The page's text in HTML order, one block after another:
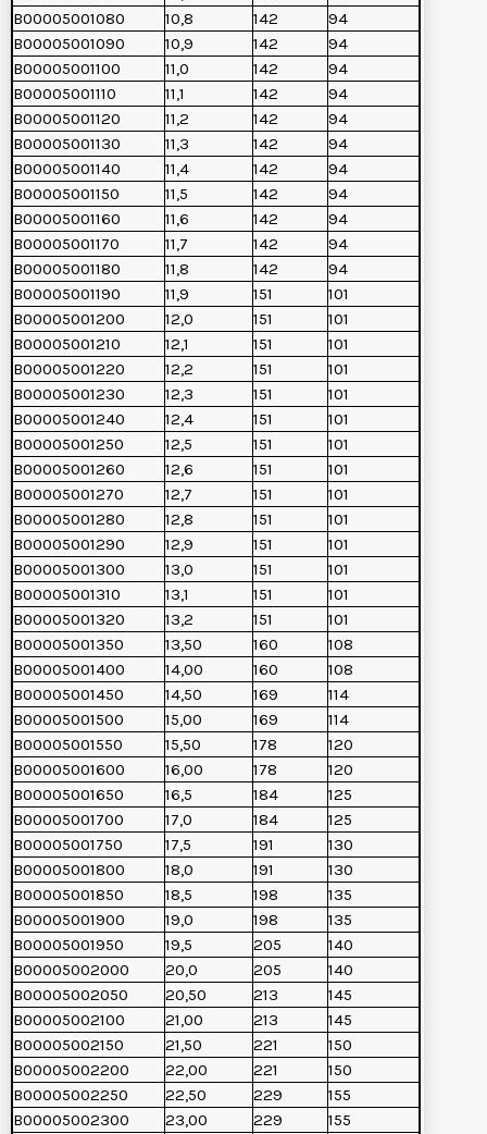
B00005001080
10,8 142
94
B00005001090
10,9 142
94
B00005001100
11,0 142
94
B00005001110
11,1 142
94
B00005001120
11,2 142
94
B00005001130
11,3 142
94
B00005001140
11,4 142
94
B00005001150
11,5 142
94
B00005001160
11,6 142
94
B00005001170
11,7 142
94
B00005001180
11,8 142
94
B00005001190
11,9 151
101
B00005001200
12,0 151
101
B00005001210
12,1 151
101
B00005001220
12,2 151
101
B00005001230
12,3 151
101
B00005001240
12,4 151
101
B00005001250
12,5 151
101
B00005001260
12,6 151
101
B00005001270
12,7 151
101
B00005001280
12,8 151
101
B00005001290
12,9 151
101
B00005001300
13,0 151
101
B00005001310
13,1 151
101
B00005001320
13,2 151
101
B00005001350
13,50 160
108
B00005001400
14,00 160
108
B00005001450
14,50 169
114
B00005001500
15,00 169
114
B00005001550
15,50 178
120
B00005001600
16,00 178
120
B00005001650
16,5 184
125
B00005001700
17,0 184
125
B00005001750
17,5 191
130
B00005001800
18,0 191
130
B00005001850
18,5 198
135
B00005001900
19,0 198
135
B00005001950
19,5 205
140
B00005002000
20,0 205
140
B00005002050
20,50 213
145
B00005002100
21,00 213
145
B00005002150
21,50 221
150
B00005002200
22,00 221
150
B00005002250
22,50 229
155
B00005002300
23,00 229
155